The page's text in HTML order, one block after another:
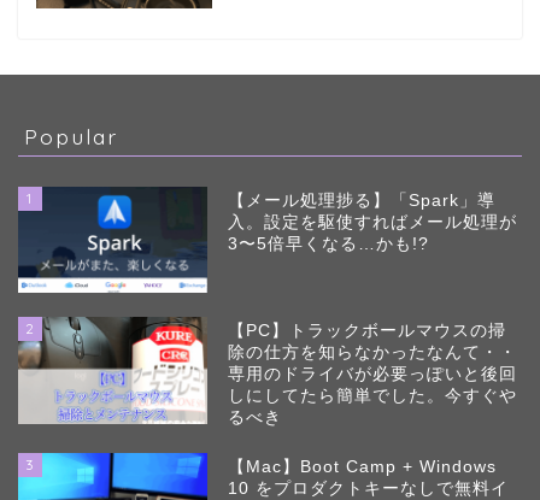
Popular
1
【メール処理捗る】「Spark」導
入。設定を駆使すればメール処理が
3〜5倍早くなる…かも!?
2
【PC】トラックボールマウスの掃
除の仕方を知らなかったなんて・・
専用のドライバが必要っぽいと後回
しにしてたら簡単でした。今すぐや
るべき
3
【Mac】Boot Camp + Windows
10 をプロダクトキーなしで無料イ